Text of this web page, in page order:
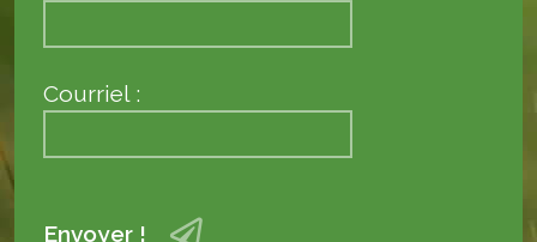
Courriel :